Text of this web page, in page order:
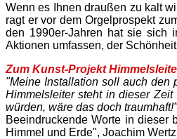
Wenn es Ihnen draußen zu kalt
ragt er vor dem Orgelprospekt
den 1990er-Jahren hat sie sich
Aktionen umfassen, der
Zum Kunst-Projekt
"Meine Installation soll auch den
Himmelsleiter steht in dieser
würden, wäre das doch traumhaft!"
Beeindruckende Worte in dieser
Himmel und Erde", Joachim